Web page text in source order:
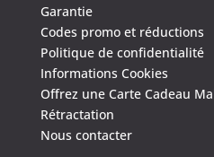
Garantie
Codes promo et réductions
Politique de confidentialité
Informations Cookies
Offrez une Carte Cadeau
Rétractation
Nous contacter